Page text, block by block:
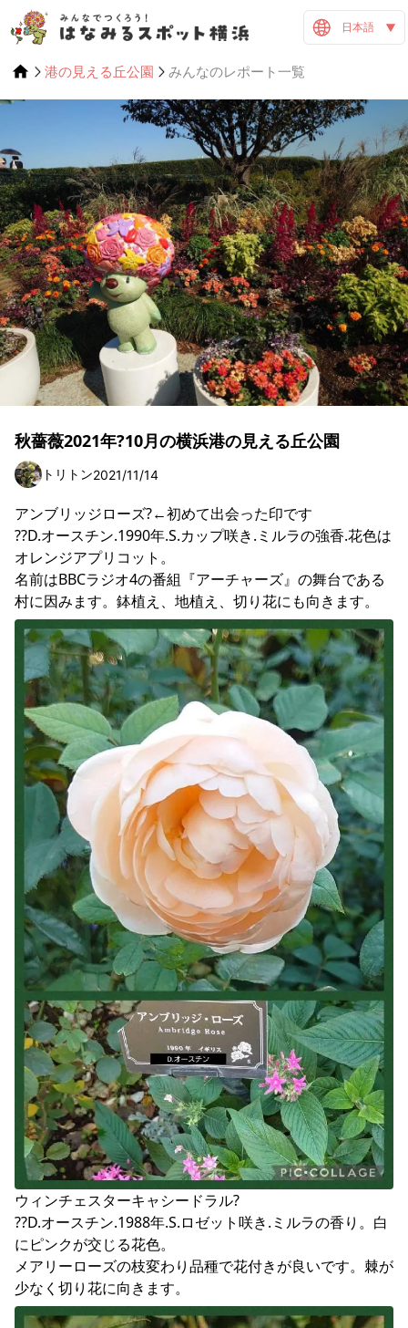
日本語
港の見える丘公園 みんなのレポート一覧
秋薔薇2021年?10月の横浜港の見える丘公園
トリトン2021/11/14
アンブリッジローズ?←初めて出会った印です
??D.オースチン.1990年.S.カップ咲き.ミルラの強香.花色は
オレンジアプリコット。
名前はBBCラジオ4の番組『アーチャーズ』の舞台である
村に因みます。鉢植え、地植え、切り花にも向きます。
ウィンチェスターキャシードラル?
??D.オースチン.1988年.S.ロゼット咲き.ミルラの香り。白
にピンクが交じる花色。
メアリーローズの枝変わり品種で花付きが良いです。棘が
少なく切り花に向きます。